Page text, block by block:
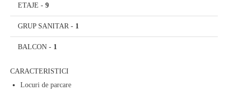
ETAJE - 9
GRUP SANITAR - 1
BALCON - 1
CARACTERISTICI
Locuri de parcare